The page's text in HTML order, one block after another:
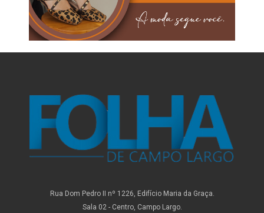
Rua Dom Pedro II nº 1226, Edifício Maria da Graça.
Sala 02 - Centro, Campo Largo.